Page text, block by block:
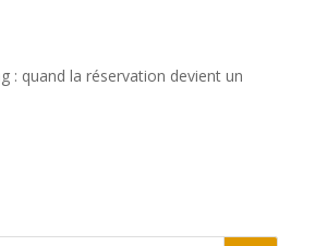
: quand la réservation devient un